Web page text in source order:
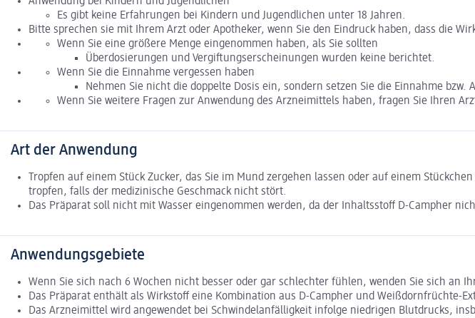
Es gibt keine Erfahrungen bei Kindern und Jugendlichen unter 18 Jahren.
Bitte sprechen sie mit Ihrem Arzt oder Apotheker, wenn Sie den Eindruck haben, dass die
Wenn Sie eine größere Menge eingenommen haben, als Sie sollten
Überdosierungen und Vergiftungserscheinungen wurden keine berichtet.
Wenn Sie die Einnahme vergessen haben
Nehmen Sie nicht die doppelte Dosis ein, sondern setzen Sie die Einnahme
Wenn Sie weitere Fragen zur Anwendung des Arzneimittels haben, fragen Sie Ihren
Art der Anwendung
Tropfen auf einem Stück Zucker, das Sie im Mund zergehen lassen oder auf einem
tropfen, falls der medizinische Geschmack nicht stört.
Das Präparat soll nicht mit Wasser eingenommen werden, da der Inhaltsstoff D-Campher
Anwendungsgebiete
Wenn Sie sich nach 6 Wochen nicht besser oder gar schlechter fühlen, wenden Sie sich an
Das Präparat enthält als Wirkstoff eine Kombination aus D-Campher und Weißdornfrüchte-
Das Arzneimittel wird angewendet bei Schwindelanfälligkeit infolge niedrigen Blutdrucks,